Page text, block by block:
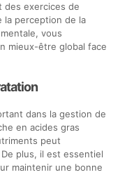
des exercices de
la perception de la
vous
mieux-être global face
dans la gestion de
en acides gras
peut
plus, il est essentiel
maintenir une bonne